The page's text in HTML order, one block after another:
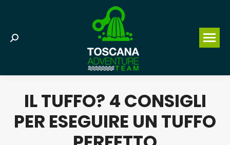
Search:
IL TUFFO? 4 CONSIGLI
PER ESEGUIRE UN TUFFO